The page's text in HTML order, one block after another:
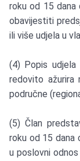
roku od 15 dana
obavijestiti
ili više udjela u
(4) Popis
redovito ažurira
područne
(5) Član
roku od 15
u poslovni